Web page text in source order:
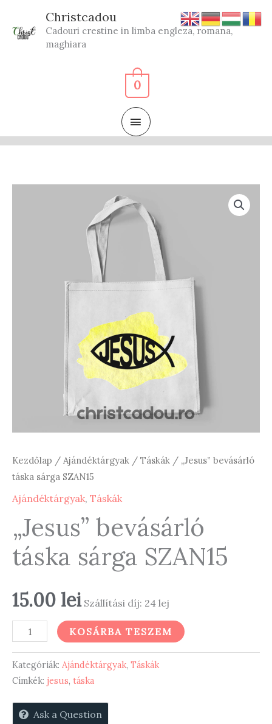
content
Christcadou
Cadouri crestine in limba engleza, romana,
maghiara
MAIN
MENU
0
Kezdőlap / Ajándéktárgyak / Táskák / „Jesus” bevásárló
táska sárga SZAN15
Ajándéktárgyak, Táskák
„Jesus” bevásárló
táska sárga SZAN15
15.00 lei Szállítási díj: 24 lej
"Jesus"
táska
sárga
mennyiség
KOSÁRBA TESZEM
Kategóriák: Ajándéktárgyak, Táskák
Címkék: jesus, táska
Ask a Question